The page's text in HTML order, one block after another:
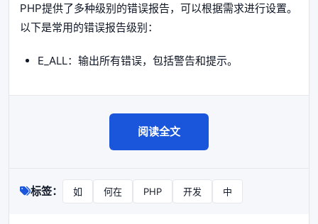
PHP提供了多种级别的错误报告，可以根据需求进行设置。
以下是常用的错误报告级别：
E_ALL：输出所有错误，包括警告和提示。
阅读全文
标签： 如 何在 PHP 开发 中